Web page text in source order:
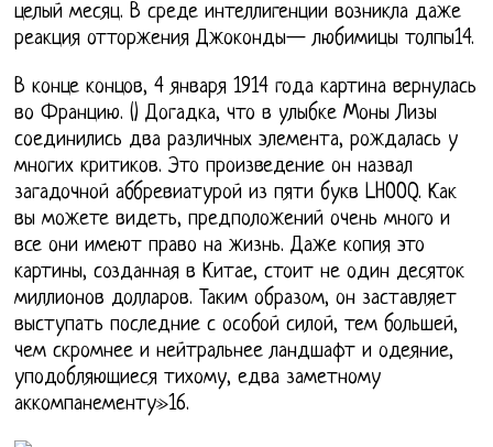
целый месяц. В среде интеллигенции возникла даже
реакция отторжения Джоконды— любимицы толпы14.
В конце концов, 4 января 1914 года картина вернулась
во Францию. () Догадка, что в улыбке Моны Лизы
соединились два различных элемента, рождалась у
многих критиков. Это произведение он назвал
загадочной аббревиатурой из пяти букв LHOOQ. Как
вы можете видеть, предположений очень много и
все они имеют право на жизнь. Даже копия это
картины, созданная в Китае, стоит не один десяток
миллионов долларов. Таким образом, он заставляет
выступать последние с особой силой, тем большей,
чем скромнее и нейтральнее ландшафт и одеяние,
уподобляющиеся тихому, едва заметному
аккомпанементу»16.